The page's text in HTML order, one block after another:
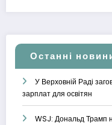
Останні
У Верховній Раді
зарплат для освітян
WSJ: Дональд Трамп